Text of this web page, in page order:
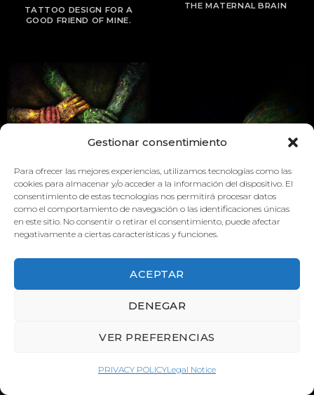
Gestionar consentimiento
Para ofrecer las mejores experiencias, utilizamos tecnologías como las
cookies para almacenar y/o acceder a la información del dispositivo. El
consentimiento de estas tecnologías nos permitirá procesar datos
como el comportamiento de navegación o las identificaciones únicas
en este sitio. No consentir o retirar el consentimiento, puede afectar
negativamente a ciertas características y funciones.
ACEPTAR
DENEGAR
VER PREFERENCIAS
PRIVACY POLICYLegal Notice
TATTOO DESIGN FOR A
GOOD FRIEND OF MINE.
THE MATERNAL BRAIN
SYNAPSE